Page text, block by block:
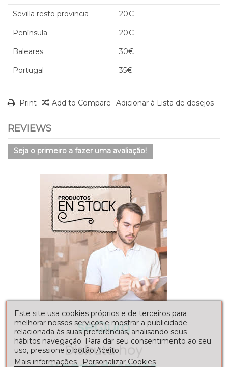
Sevilla resto provincia 20€
Península 20€
Baleares 30€
Portugal 35€
Print Add to Compare Adicionar à Lista de desejos
REVIEWS
Seja o primeiro a fazer uma avaliação!
Este site usa cookies próprios e de terceiros para
melhorar nossos serviços e mostrar a publicidade
relacionada às suas preferências, analisando seus
hábitos navegação. Para dar seu consentimento ao seu
uso, pressione o botão Aceito.
Mais informações
Personalizar Cookies